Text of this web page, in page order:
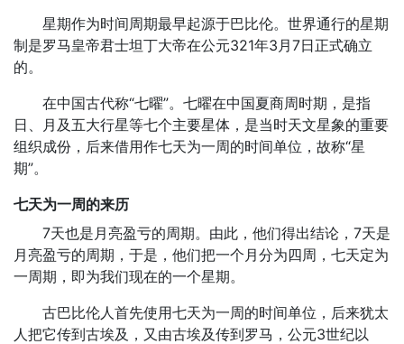
星期作为时间周期最早起源于巴比伦。世界通行的星期
制是罗马皇帝君士坦丁大帝在公元321年3月7日正式确立
的。
在中国古代称“七曜”。七曜在中国夏商周时期，是指
日、月及五大行星等七个主要星体，是当时天文星象的重要
组织成份，后来借用作七天为一周的时间单位，故称“星
期”。
七天为一周的来历
7天也是月亮盈亏的周期。由此，他们得出结论，7天是
月亮盈亏的周期，于是，他们把一个月分为四周，七天定为
一周期，即为我们现在的一个星期。
古巴比伦人首先使用七天为一周的时间单位，后来犹太
人把它传到古埃及，又由古埃及传到罗马，公元3世纪以